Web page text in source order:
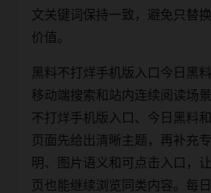
文关键词保持一致，避免只替
价值。
黑料不打烊手机版入口今日黑
移动端搜索和站内连续阅读场
不打烊手机版入口、今日黑料
页面先给出清晰主题，再补充
明、图片语义和可点击入口，
页也能继续浏览同类内容。每